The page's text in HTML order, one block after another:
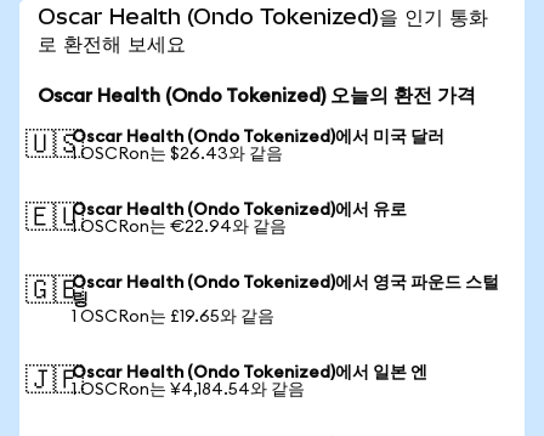
Oscar Health (Ondo Tokenized)을 인기 통화
로 환전해 보세요
Oscar Health (Ondo Tokenized) 오늘의 환전 가격
🇺🇸Oscar Health (Ondo Tokenized)에서 미국 달러
1 OSCRon는 $26.43와 같음
🇪🇺Oscar Health (Ondo Tokenized)에서 유로
1 OSCRon는 €22.94와 같음
🇬🇧Oscar Health (Ondo Tokenized)에서 영국 파운드 스털
링
1 OSCRon는 £19.65와 같음
🇯🇵Oscar Health (Ondo Tokenized)에서 일본 엔
1 OSCRon는 ¥4,184.54와 같음